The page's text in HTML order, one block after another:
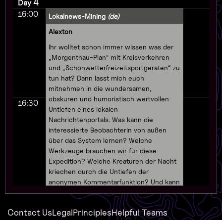
Day 4
16:00
16:30
Lokalnews-Mining (de)
Alexton
Ihr wolltet schon immer wissen was der
„Morgenthau-Plan“ mit Kreisverkehren
und „Schönwetterfreizeitsportgeräten“ zu
tun hat? Dann lasst mich euch
mitnehmen in die wundersamen,
obskuren und humoristisch wertvollen
Untiefen eines lokalen
Nachrichtenportals. Was kann die
interessierte Beobachterin von außen
über das System lernen? Welche
Werkzeuge brauchen wir für diese
Expedition? Welche Kreaturen der Nacht
kriechen durch die Untiefen der
anonymen Kommentarfunktion? Und kann
man eigentlich auch etwas Schönes aus
den Daten machen, die da täglich ins
Netz gekippt werden?
Contact UsLegalPrinciplesHelpful Teams